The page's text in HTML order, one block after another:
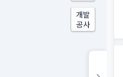
개발
공사